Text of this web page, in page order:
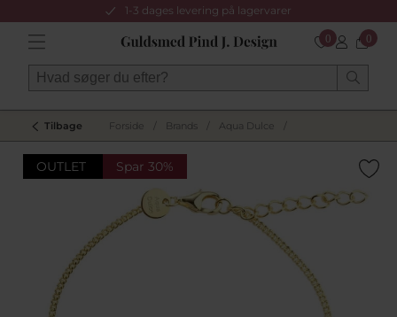
1-3 dages levering på lagervarer
0 0
Tilbage Forside Brands Aqua Dulce
OUTLET Spar 30%